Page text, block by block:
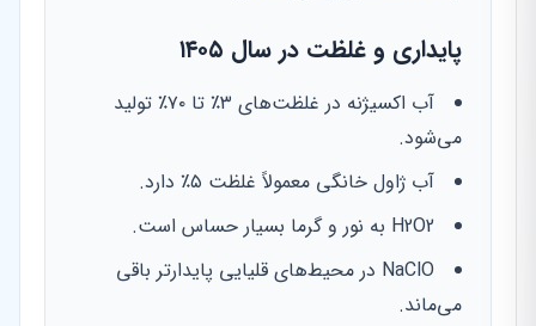
پایداری و غلظت در سال ۱۴۰۵
آب اکسیژنه در غلظت‌های ۳٪ تا ۷۰٪ تولید
می‌شود.
آب ژاول خانگی معمولاً غلظت ۵٪ دارد.
H2O2 به نور و گرما بسیار حساس است.
NaClO در محیط‌های قلیایی پایدارتر باقی
می‌ماند.